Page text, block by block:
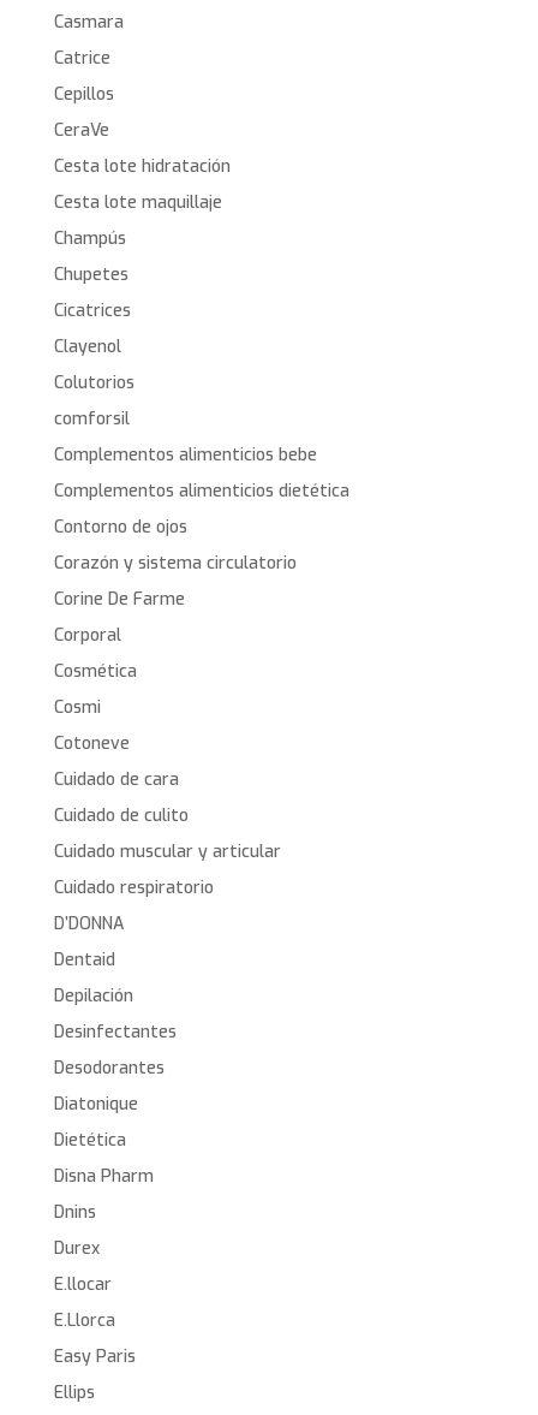
Casmara
Catrice
Cepillos
CeraVe
Cesta lote hidratación
Cesta lote maquillaje
Champús
Chupetes
Cicatrices
Clayenol
Colutorios
comforsil
Complementos alimenticios bebe
Complementos alimenticios dietética
Contorno de ojos
Corazón y sistema circulatorio
Corine De Farme
Corporal
Cosmética
Cosmi
Cotoneve
Cuidado de cara
Cuidado de culito
Cuidado muscular y articular
Cuidado respiratorio
D’DONNA
Dentaid
Depilación
Desinfectantes
Desodorantes
Diatonique
Dietética
Disna Pharm
Dnins
Durex
E.llocar
E.Llorca
Easy Paris
Ellips